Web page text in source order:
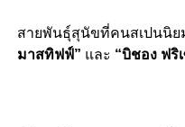
สายพันธุ์สุนัขที่คนสเปนนิย
มาสทิฟฟ์” และ “บิชอง ฟริ